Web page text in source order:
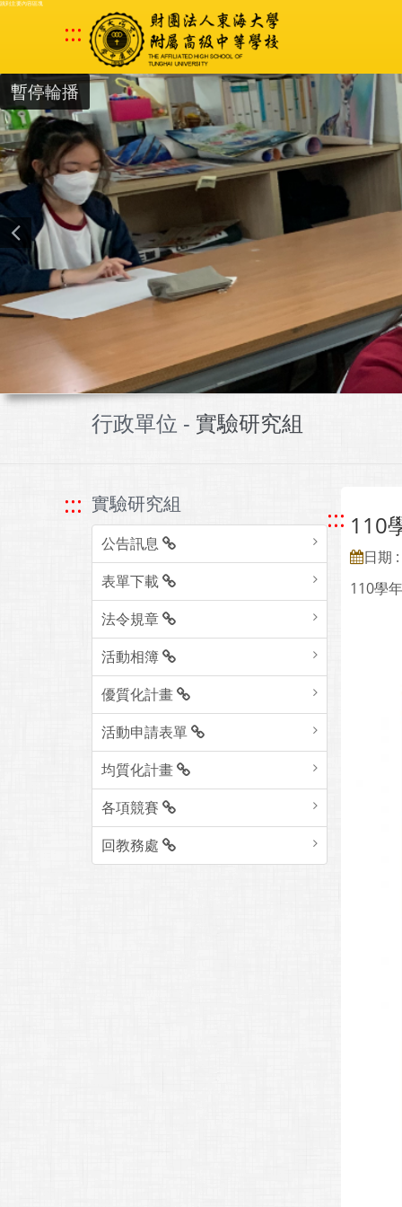
跳到主要內容區塊
:::
暫停輪播
行政單位 - 實驗研究組
::: 實驗研究組
公告訊息
表單下載
法令規章
活動相簿
優質化計畫
活動申請表單
均質化計畫
各項競賽
回教務處
::: 110
日期
110學